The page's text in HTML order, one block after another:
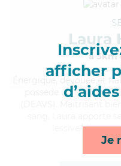
afficher
Je
Laura
à 5km
, dévouée et
possède un diplôme
lessive/